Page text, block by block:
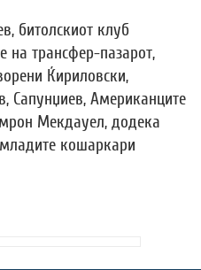
битолскиот клуб
на трансфер-пазарот,
Ќириловски,
Сапунџиев, Американците
Мекдауел, додека
кошаркари